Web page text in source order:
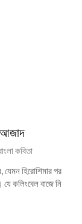
কবিতা
হিরোশিমার পর
কলিংবেল বাজে নি